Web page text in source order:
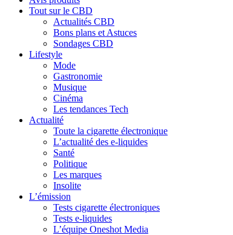
Tout sur le CBD
Actualités CBD
Bons plans et Astuces
Sondages CBD
Lifestyle
Mode
Gastronomie
Musique
Cinéma
Les tendances Tech
Actualité
Toute la cigarette électronique
L’actualité des e-liquides
Santé
Politique
Les marques
Insolite
L’émission
Tests cigarette électroniques
Tests e-liquides
L’équipe Oneshot Media